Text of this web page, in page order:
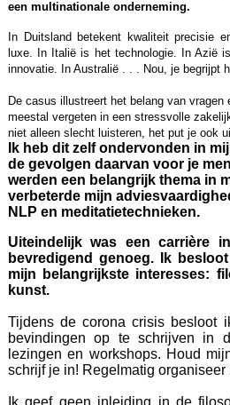
een multinationale onderneming.
In Duitsland betekent kwaliteit precisie
luxe. In Italië is het technologie. In Azië
innovatie. In Australië . . . Nou, je begrijpt
De casus illustreert het belang van vragen
meestal vergeten in een stressvolle
niet alleen slecht luisteren, het put je ook
Ik heb dit zelf ondervonden in
de gevolgen daarvan voor je
werden een belangrijk thema in
verbeterde mijn
NLP en meditatietechnieken.
Uiteindelijk was een carrière
bevredigend genoeg. Ik
mijn belangrijkste interesses:
kunst.
Tijdens de corona crisis besloot
bevindingen op te schrijven in
lezingen en workshops. Houd
schrijf je in! Regelmatig